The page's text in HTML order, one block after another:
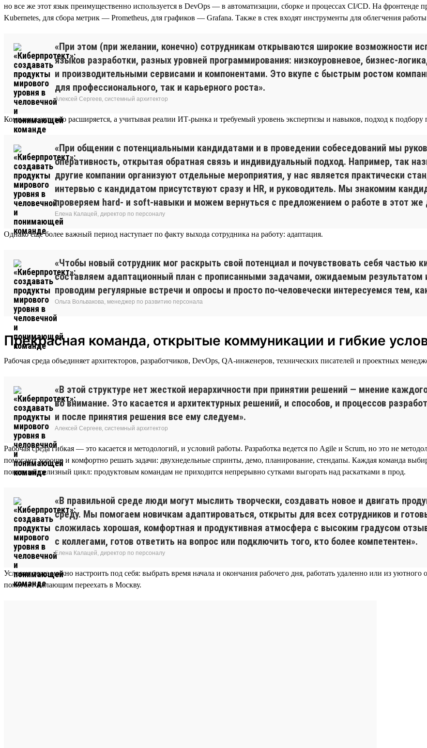
но все же этот язык преимущественно используется в DevOps — в автоматизации, сборке и процессах CI/CD. На фронтенде
Kubernetes, для сбора метрик — Prometheus, для графиков — Grafana. Также в стек входят инструменты для облегчения
«При этом (при желании, конечно) сотрудникам открываются широкие возможности
языков разработки, разных уровней программирования: низкоуровневое, бизнес-
и производительными сервисами и компонентами. Это вкупе с быстрым ростом
для профессионального, так и карьерного роста».
Алексей Сергеев, системный архитектор
Компания активно расширяется, а учитывая реалии ИТ-рынка и требуемый уровень экспертизы и навыков, подход к
«При общении с потенциальными кандидатами и в проведении собеседований мы
оперативность, открытая обратная связь и индивидуальный подход. Например, так
другие компании организуют отдельные мероприятия, у нас является практически
интервью с кандидатом присутствуют сразу и HR, и руководитель. Мы знакомим
проверяем hard- и soft-навыки и можем вернуться с предложением о работе в этот же
Елена Калацей, директор по персоналу
Однако еще более важный период наступает по факту выхода сотрудника на работу: адаптация.
«Чтобы новый сотрудник мог раскрыть свой потенциал и почувствовать себя
составляем адаптационный план с прописанными задачами, ожидаемым результатом
проводим регулярные встречи и опросы и просто по-человечески интересуемся тем,
Ольга Вольвакова, менеджер по развитию персонала
Прекрасная команда, открытые коммуникации и гибкие
Рабочая среда объединяет архитекторов, разработчиков, DevOps, QA-инженеров, технических писателей и проектных
«В этой структуре нет жесткой иерархичности при принятии решений — мнение
во внимание. Это касается и архитектурных решений, и способов, и процессов
и после принятия решения все ему следуем».
Алексей Сергеев, системный архитектор
Рабочая среда гибкая — это касается и методологий, и условий работы. Разработка ведется по Agile и Scrum, но это не
помогают хорошо и комфортно решать задачи: двухнедельные спринты, демо, планирование, стендапы. Каждая команда
понятный релизный цикл: продуктовым командам не приходится непрерывно сутками выгорать над раскатками в прод.
«В правильной среде люди могут мыслить творчески, создавать новое и двигать
среду. Мы помогаем новичкам адаптироваться, открыты для всех сотрудников и
сложилась хорошая, комфортная и продуктивная атмосфера с высоким градусом
с коллегами, готов ответить на вопрос или подключить того, кто более компетентен».
Елена Калацей, директор по персоналу
Условия тоже можно настроить под себя: выбрать время начала и окончания рабочего дня, работать удаленно или из
помогает желающим переехать в Москву.